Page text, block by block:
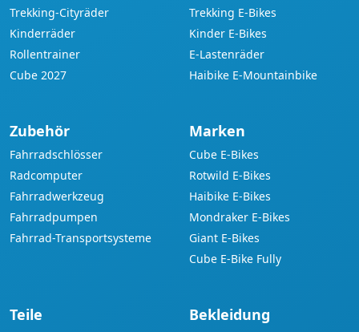
Trekking-Cityräder
Kinderräder
Rollentrainer
Cube 2027
Trekking E-Bikes
Kinder E-Bikes
E-Lastenräder
Haibike E-Mountainbike
Zubehör
Fahrradschlösser
Radcomputer
Fahrradwerkzeug
Fahrradpumpen
Fahrrad-Transportsysteme
Marken
Cube E-Bikes
Rotwild E-Bikes
Haibike E-Bikes
Mondraker E-Bikes
Giant E-Bikes
Cube E-Bike Fully
Teile Bekleidung